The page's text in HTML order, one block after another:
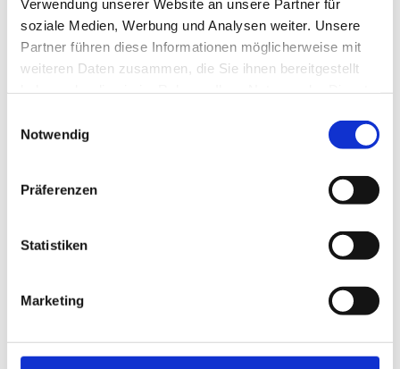
Verwendung unserer Website an unsere Partner für
soziale Medien, Werbung und Analysen weiter. Unsere
Partner führen diese Informationen möglicherweise mit
weiteren Daten zusammen, die Sie ihnen bereitgestellt
Notwendig
Präferenzen
Statistiken
Marketing